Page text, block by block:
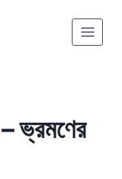
– ভ্রমণের